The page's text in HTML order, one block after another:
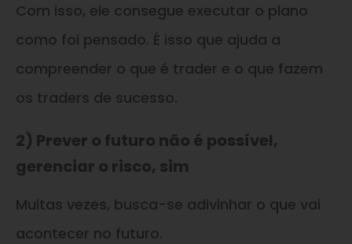
Com isso, ele consegue executar o plano
como foi pensado. É isso que ajuda a
compreender o que é trader e o que fazem
os traders de sucesso.
2) Prever o futuro não é possível,
gerenciar o risco, sim
Muitas vezes, busca-se adivinhar o que vai
acontecer no futuro.